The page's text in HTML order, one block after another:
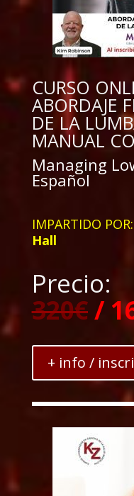
CURSO
ABORDAJE
DE LA
MANUAL
Managing
Español
IMPARTIDO POR:
Hall
Precio:
320€/
+ info /